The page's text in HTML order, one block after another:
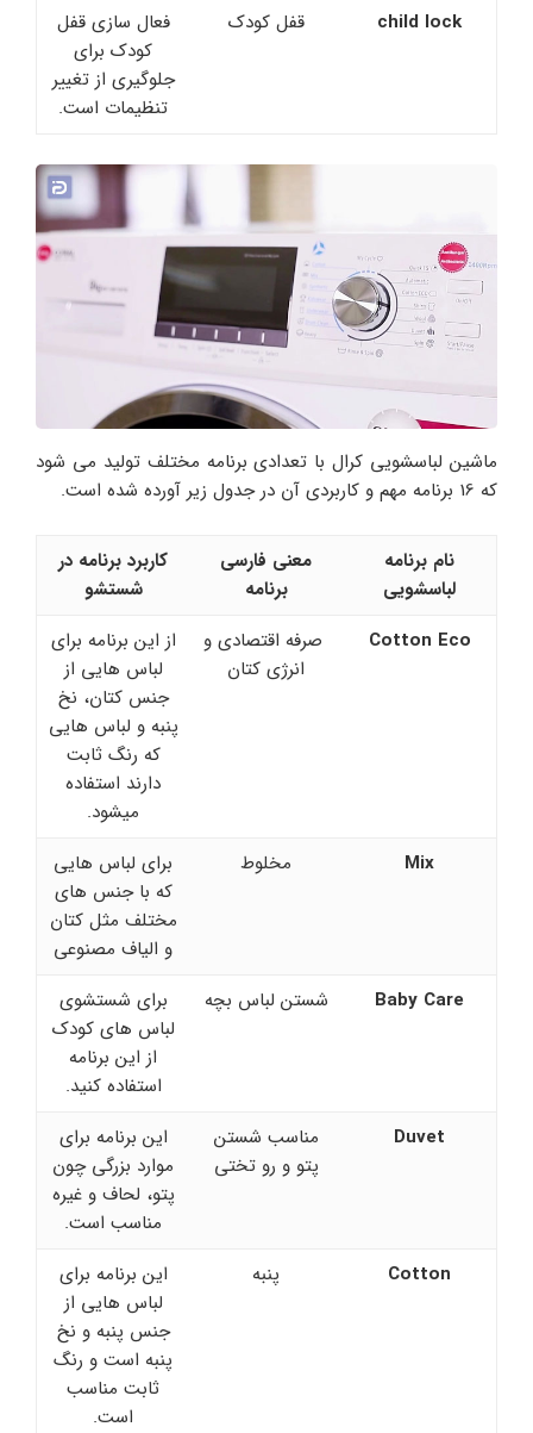
child lock قفل کودک
فعال سازی قفل
کودک برای
جلوگیری از تغییر
تنظیمات است.
ماشین لباسشویی کرال با تعدادی برنامه مختلف تولید می شود
که 16 برنامه مهم و کاربردی آن در جدول زیر آورده شده است.
نام برنامه
لباسشویی
معنی فارسی
برنامه
کاربرد برنامه در
شستشو
Cotton Eco
صرفه اقتصادی و
انرژی کتان
از این برنامه برای
لباس هایی از
جنس کتان، نخ
پنبه و لباس هایی
که رنگ ثابت
دارند استفاده
میشود.
Mix
مخلوط
برای لباس هایی
که با جنس های
مختلف مثل کتان
و الیاف مصنوعی
Baby Care
شستن لباس بچه
برای شستشوی
لباس های کودک
از این برنامه
استفاده کنید.
Duvet
مناسب شستن
پتو و رو تختی
این برنامه برای
موارد بزرگی چون
پتو، لحاف و غیره
مناسب است.
Cotton
پنبه
این برنامه برای
لباس هایی از
جنس پنبه و نخ
پنبه است و رنگ
ثابت مناسب
است.